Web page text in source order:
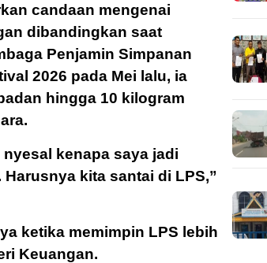
candaan mengenai
dibandingkan saat
Penjamin Simpanan
2026 pada Mei lalu, ia
hingga 10 kilogram
kenapa saya jadi
kita santai di LPS,”
ketika memimpin LPS lebih
Keuangan.